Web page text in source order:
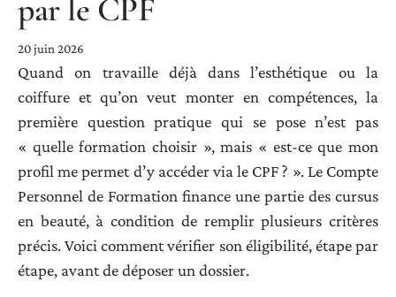
par le CPF
20 juin 2026
Quand on travaille déjà dans l’esthétique ou la
coiffure et qu’on veut monter en compétences, la
première question pratique qui se pose n’est pas
« quelle formation choisir », mais « est-ce que mon
profil me permet d’y accéder via le CPF ? ». Le Compte
Personnel de Formation finance une partie des cursus
en beauté, à condition de remplir plusieurs critères
précis. Voici comment vérifier son éligibilité, étape par
étape, avant de déposer un dossier.